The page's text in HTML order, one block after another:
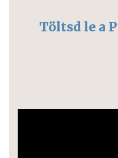
Töltsd le a